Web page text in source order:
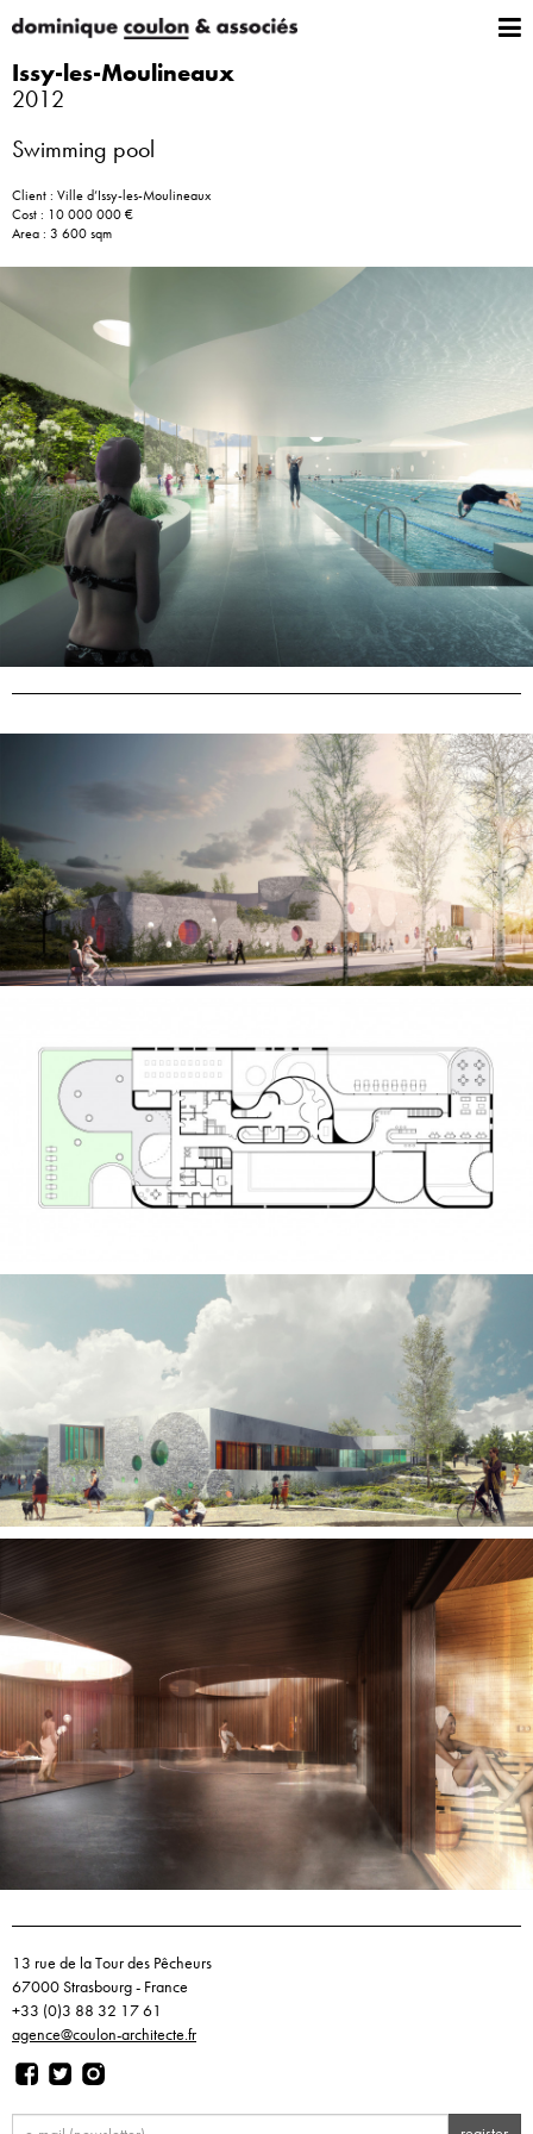
Issy-les-Moulineaux
2012
Swimming pool
Client : Ville d’Issy-les-Moulineaux
Cost : 10 000 000 €
Area : 3 600 sqm
13 rue de la Tour des Pêcheurs
67000 Strasbourg - France
+33 (0)3 88 32 17 61
agence@coulon-architecte.fr